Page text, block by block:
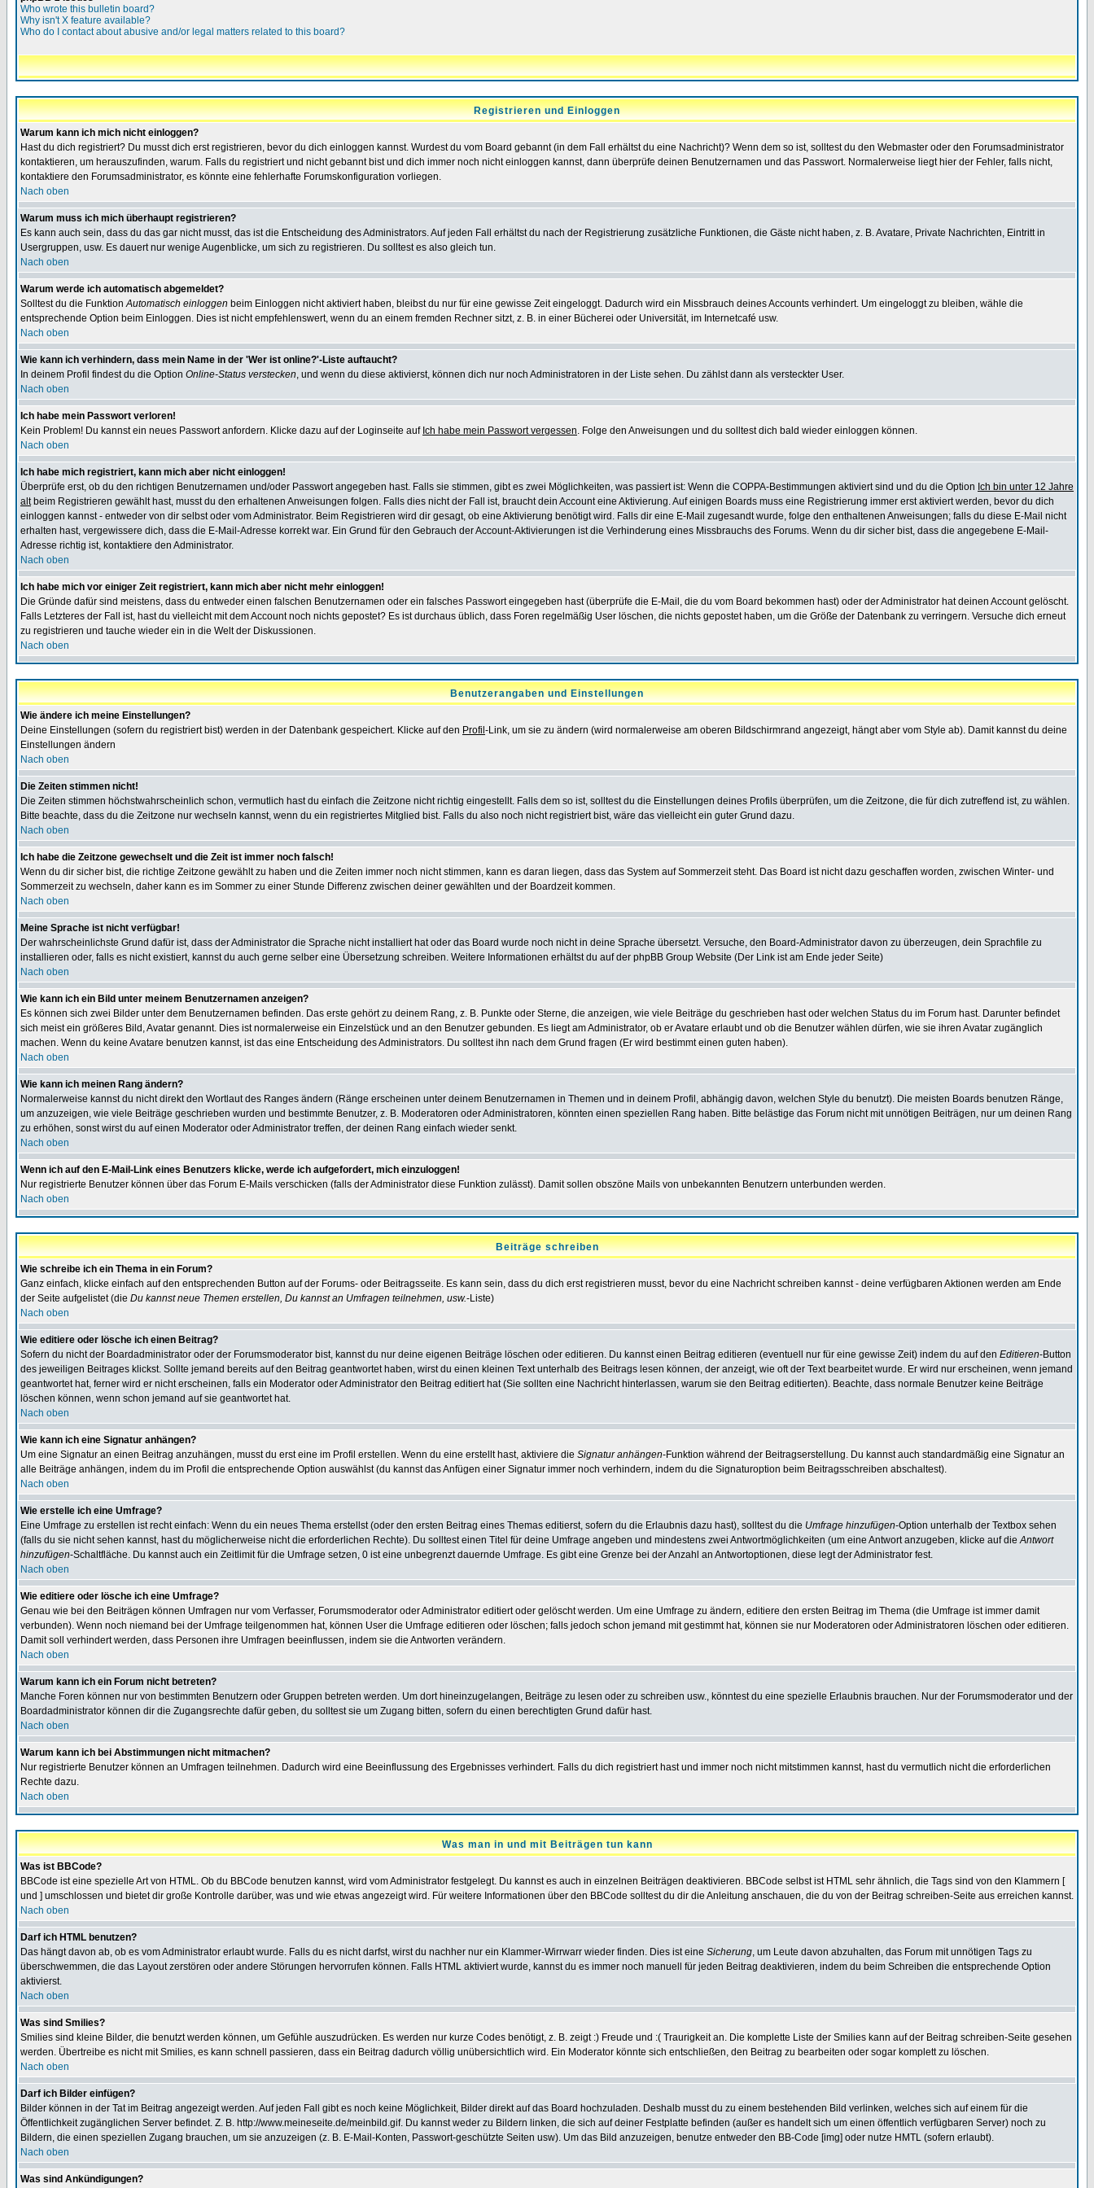
Who wrote this bulletin board?
Why isn't X feature available?
Who do I contact about abusive and/or legal matters related to this board?
Registrieren und Einloggen
Warum kann ich mich nicht einloggen?
Hast du dich registriert? Du musst dich erst registrieren, bevor du dich einloggen kannst. Wurdest du vom Board gebannt (in dem Fall erhältst du eine Nachricht)? Wenn dem so ist, solltest du den Webmaster oder den Forumsadministrator
kontaktieren, um herauszufinden, warum. Falls du registriert und nicht gebannt bist und dich immer noch nicht einloggen kannst, dann überprüfe deinen Benutzernamen und das Passwort. Normalerweise liegt hier der Fehler, falls nicht,
kontaktiere den Forumsadministrator, es könnte eine fehlerhafte Forumskonfiguration vorliegen.
Nach oben
Warum muss ich mich überhaupt registrieren?
Es kann auch sein, dass du das gar nicht musst, das ist die Entscheidung des Administrators. Auf jeden Fall erhältst du nach der Registrierung zusätzliche Funktionen, die Gäste nicht haben, z. B. Avatare, Private Nachrichten, Eintritt in
Usergruppen, usw. Es dauert nur wenige Augenblicke, um sich zu registrieren. Du solltest es also gleich tun.
Nach oben
Warum werde ich automatisch abgemeldet?
Solltest du die FunktionAutomatisch einloggen beim Einloggen nicht aktiviert haben, bleibst du nur für eine gewisse Zeit eingeloggt. Dadurch wird ein Missbrauch deines Accounts verhindert. Um eingeloggt zu bleiben, wähle die
entsprechende Option beim Einloggen. Dies ist nicht empfehlenswert, wenn du an einem fremden Rechner sitzt, z. B. in einer Bücherei oder Universität, im Internetcafé usw.
Nach oben
Wie kann ich verhindern, dass mein Name in der 'Wer ist online?'-Liste auftaucht?
In deinem Profil findest du die Option Online-Status verstecken, und wenn du diese aktivierst, können dich nur noch Administratoren in der Liste sehen. Du zählst dann als versteckter User.
Nach oben
Ich habe mein Passwort verloren!
Kein Problem! Du kannst ein neues Passwort anfordern. Klicke dazu auf der Loginseite auf Ich habe mein Passwort vergessen. Folge den Anweisungen und du solltest dich bald wieder einloggen können.
Nach oben
Ich habe mich registriert, kann mich aber nicht einloggen!
Überprüfe erst, ob du den richtigen Benutzernamen und/oder Passwort angegeben hast. Falls sie stimmen, gibt es zwei Möglichkeiten, was passiert ist: Wenn die COPPA-Bestimmungen aktiviert sind und du die Option Ich bin unter 12 Jahre
altbeim Registrieren gewählt hast, musst du den erhaltenen Anweisungen folgen. Falls dies nicht der Fall ist, braucht dein Account eine Aktivierung. Auf einigen Boards muss eine Registrierung immer erst aktiviert werden, bevor du dich
einloggen kannst - entweder von dir selbst oder vom Administrator. Beim Registrieren wird dir gesagt, ob eine Aktivierung benötigt wird. Falls dir eine E-Mail zugesandt wurde, folge den enthaltenen Anweisungen; falls du diese E-Mail nicht
erhalten hast, vergewissere dich, dass die E-Mail-Adresse korrekt war. Ein Grund für den Gebrauch der Account-Aktivierungen ist die Verhinderung eines Missbrauchs des Forums. Wenn du dir sicher bist, dass die angegebene E-Mail-
Adresse richtig ist, kontaktiere den Administrator.
Nach oben
Ich habe mich vor einiger Zeit registriert, kann mich aber nicht mehr einloggen!
Die Gründe dafür sind meistens, dass du entweder einen falschen Benutzernamen oder ein falsches Passwort eingegeben hast (überprüfe die E-Mail, die du vom Board bekommen hast) oder der Administrator hat deinen Account gelöscht.
Falls Letzteres der Fall ist, hast du vielleicht mit dem Account noch nichts gepostet? Es ist durchaus üblich, dass Foren regelmäßig User löschen, die nichts gepostet haben, um die Größe der Datenbank zu verringern. Versuche dich erneut
zu registrieren und tauche wieder ein in die Welt der Diskussionen.
Nach oben
Benutzerangaben und Einstellungen
Wie ändere ich meine Einstellungen?
Deine Einstellungen (sofern du registriert bist) werden in der Datenbank gespeichert. Klicke auf den Profil -Link, um sie zu ändern (wird normalerweise am oberen Bildschirmrand angezeigt, hängt aber vom Style ab). Damit kannst du deine
Einstellungen ändern
Nach oben
Die Zeiten stimmen nicht!
Die Zeiten stimmen höchstwahrscheinlich schon, vermutlich hast du einfach die Zeitzone nicht richtig eingestellt. Falls dem so ist, solltest du die Einstellungen deines Profils überprüfen, um die Zeitzone, die für dich zutreffend ist, zu wählen.
Bitte beachte, dass du die Zeitzone nur wechseln kannst, wenn du ein registriertes Mitglied bist. Falls du also noch nicht registriert bist, wäre das vielleicht ein guter Grund dazu.
Nach oben
Ich habe die Zeitzone gewechselt und die Zeit ist immer noch falsch!
Wenn du dir sicher bist, die richtige Zeitzone gewählt zu haben und die Zeiten immer noch nicht stimmen, kann es daran liegen, dass das System auf Sommerzeit steht. Das Board ist nicht dazu geschaffen worden, zwischen Winter- und
Sommerzeit zu wechseln, daher kann es im Sommer zu einer Stunde Differenz zwischen deiner gewählten und der Boardzeit kommen.
Nach oben
Meine Sprache ist nicht verfügbar!
Der wahrscheinlichste Grund dafür ist, dass der Administrator die Sprache nicht installiert hat oder das Board wurde noch nicht in deine Sprache übersetzt. Versuche, den Board-Administrator davon zu überzeugen, dein Sprachfile zu
installieren oder, falls es nicht existiert, kannst du auch gerne selber eine Übersetzung schreiben. Weitere Informationen erhältst du auf der phpBB Group Website (Der Link ist am Ende jeder Seite)
Nach oben
Wie kann ich ein Bild unter meinem Benutzernamen anzeigen?
Es können sich zwei Bilder unter dem Benutzernamen befinden. Das erste gehört zu deinem Rang, z. B. Punkte oder Sterne, die anzeigen, wie viele Beiträge du geschrieben hast oder welchen Status du im Forum hast. Darunter befindet
sich meist ein größeres Bild, Avatar genannt. Dies ist normalerweise ein Einzelstück und an den Benutzer gebunden. Es liegt am Administrator, ob er Avatare erlaubt und ob die Benutzer wählen dürfen, wie sie ihren Avatar zugänglich
machen. Wenn du keine Avatare benutzen kannst, ist das eine Entscheidung des Administrators. Du solltest ihn nach dem Grund fragen (Er wird bestimmt einen guten haben).
Nach oben
Wie kann ich meinen Rang ändern?
Normalerweise kannst du nicht direkt den Wortlaut des Ranges ändern (Ränge erscheinen unter deinem Benutzernamen in Themen und in deinem Profil, abhängig davon, welchen Style du benutzt). Die meisten Boards benutzen Ränge,
um anzuzeigen, wie viele Beiträge geschrieben wurden und bestimmte Benutzer, z. B. Moderatoren oder Administratoren, könnten einen speziellen Rang haben. Bitte belästige das Forum nicht mit unnötigen Beiträgen, nur um deinen Rang
zu erhöhen, sonst wirst du auf einen Moderator oder Administrator treffen, der deinen Rang einfach wieder senkt.
Nach oben
Wenn ich auf den E-Mail-Link eines Benutzers klicke, werde ich aufgefordert, mich einzuloggen!
Nur registrierte Benutzer können über das Forum E-Mails verschicken (falls der Administrator diese Funktion zulässt). Damit sollen obszöne Mails von unbekannten Benutzern unterbunden werden.
Nach oben
Beiträge schreiben
Wie schreibe ich ein Thema in ein Forum?
Ganz einfach, klicke einfach auf den entsprechenden Button auf der Forums- oder Beitragsseite. Es kann sein, dass du dich erst registrieren musst, bevor du eine Nachricht schreiben kannst - deine verfügbaren Aktionen werden am Ende
der Seite aufgelistet (die Du kannst neue Themen erstellen, Du kannst an Umfragen teilnehmen, usw.-Liste)
Nach oben
Wie editiere oder lösche ich einen Beitrag?
Sofern du nicht der Boardadministrator oder der Forumsmoderator bist, kannst du nur deine eigenen Beiträge löschen oder editieren. Du kannst einen Beitrag editieren (eventuell nur für eine gewisse Zeit) indem du auf den Editieren-Button
des jeweiligen Beitrages klickst. Sollte jemand bereits auf den Beitrag geantwortet haben, wirst du einen kleinen Text unterhalb des Beitrags lesen können, der anzeigt, wie oft der Text bearbeitet wurde. Er wird nur erscheinen, wenn jemand
geantwortet hat, ferner wird er nicht erscheinen, falls ein Moderator oder Administrator den Beitrag editiert hat (Sie sollten eine Nachricht hinterlassen, warum sie den Beitrag editierten). Beachte, dass normale Benutzer keine Beiträge
löschen können, wenn schon jemand auf sie geantwortet hat.
Nach oben
Wie kann ich eine Signatur anhängen?
Um eine Signatur an einen Beitrag anzuhängen, musst du erst eine im Profil erstellen. Wenn du eine erstellt hast, aktiviere die Signatur anhängen-Funktion während der Beitragserstellung. Du kannst auch standardmäßig eine Signatur an
alle Beiträge anhängen, indem du im Profil die entsprechende Option auswählst (du kannst das Anfügen einer Signatur immer noch verhindern, indem du die Signaturoption beim Beitragsschreiben abschaltest).
Nach oben
Wie erstelle ich eine Umfrage?
Eine Umfrage zu erstellen ist recht einfach: Wenn du ein neues Thema erstellst (oder den ersten Beitrag eines Themas editierst, sofern du die Erlaubnis dazu hast), solltest du die Umfrage hinzufügen-Option unterhalb der Textbox sehen
(falls du sie nicht sehen kannst, hast du möglicherweise nicht die erforderlichen Rechte). Du solltest einen Titel für deine Umfrage angeben und mindestens zwei Antwortmöglichkeiten (um eine Antwort anzugeben, klicke auf dieAntwort
hinzufügen-Schaltfläche. Du kannst auch ein Zeitlimit für die Umfrage setzen, 0 ist eine unbegrenzt dauernde Umfrage. Es gibt eine Grenze bei der Anzahl an Antwortoptionen, diese legt der Administrator fest.
Nach oben
Wie editiere oder lösche ich eine Umfrage?
Genau wie bei den Beiträgen können Umfragen nur vom Verfasser, Forumsmoderator oder Administrator editiert oder gelöscht werden. Um eine Umfrage zu ändern, editiere den ersten Beitrag im Thema (die Umfrage ist immer damit
verbunden). Wenn noch niemand bei der Umfrage teilgenommen hat, können User die Umfrage editieren oder löschen; falls jedoch schon jemand mit gestimmt hat, können sie nur Moderatoren oder Administratoren löschen oder editieren.
Damit soll verhindert werden, dass Personen ihre Umfragen beeinflussen, indem sie die Antworten verändern.
Nach oben
Warum kann ich ein Forum nicht betreten?
Manche Foren können nur von bestimmten Benutzern oder Gruppen betreten werden. Um dort hineinzugelangen, Beiträge zu lesen oder zu schreiben usw., könntest du eine spezielle Erlaubnis brauchen. Nur der Forumsmoderator und der
Boardadministrator können dir die Zugangsrechte dafür geben, du solltest sie um Zugang bitten, sofern du einen berechtigten Grund dafür hast.
Nach oben
Warum kann ich bei Abstimmungen nicht mitmachen?
Nur registrierte Benutzer können an Umfragen teilnehmen. Dadurch wird eine Beeinflussung des Ergebnisses verhindert. Falls du dich registriert hast und immer noch nicht mitstimmen kannst, hast du vermutlich nicht die erforderlichen
Rechte dazu.
Nach oben
Was man in und mit Beiträgen tun kann
Was ist BBCode?
BBCode ist eine spezielle Art von HTML. Ob du BBCode benutzen kannst, wird vom Administrator festgelegt. Du kannst es auch in einzelnen Beiträgen deaktivieren. BBCode selbst ist HTML sehr ähnlich, die Tags sind von den Klammern [
und ] umschlossen und bietet dir große Kontrolle darüber, was und wie etwas angezeigt wird. Für weitere Informationen über den BBCode solltest du dir die Anleitung anschauen, die du von der Beitrag schreiben-Seite aus erreichen kannst.
Nach oben
Darf ich HTML benutzen?
Das hängt davon ab, ob es vom Administrator erlaubt wurde. Falls du es nicht darfst, wirst du nachher nur ein Klammer-Wirrwarr wieder finden. Dies ist eine Sicherung, um Leute davon abzuhalten, das Forum mit unnötigen Tags zu
überschwemmen, die das Layout zerstören oder andere Störungen hervorrufen können. Falls HTML aktiviert wurde, kannst du es immer noch manuell für jeden Beitrag deaktivieren, indem du beim Schreiben die entsprechende Option
aktivierst.
Nach oben
Was sind Smilies?
Smilies sind kleine Bilder, die benutzt werden können, um Gefühle auszudrücken. Es werden nur kurze Codes benötigt, z. B. zeigt :) Freude und :( Traurigkeit an. Die komplette Liste der Smilies kann auf der Beitrag schreiben-Seite gesehen
werden. Übertreibe es nicht mit Smilies, es kann schnell passieren, dass ein Beitrag dadurch völlig unübersichtlich wird. Ein Moderator könnte sich entschließen, den Beitrag zu bearbeiten oder sogar komplett zu löschen.
Nach oben
Darf ich Bilder einfügen?
Bilder können in der Tat im Beitrag angezeigt werden. Auf jeden Fall gibt es noch keine Möglichkeit, Bilder direkt auf das Board hochzuladen. Deshalb musst du zu einem bestehenden Bild verlinken, welches sich auf einem für die
Öffentlichkeit zugänglichen Server befindet. Z. B. http://www.meineseite.de/meinbild.gif. Du kannst weder zu Bildern linken, die sich auf deiner Festplatte befinden (außer es handelt sich um einen öffentlich verfügbaren Server) noch zu
Bildern, die einen speziellen Zugang brauchen, um sie anzuzeigen (z. B. E-Mail-Konten, Passwort-geschützte Seiten usw). Um das Bild anzuzeigen, benutze entweder den BB-Code [img] oder nutze HMTL (sofern erlaubt).
Nach oben
Was sind Ankündigungen?